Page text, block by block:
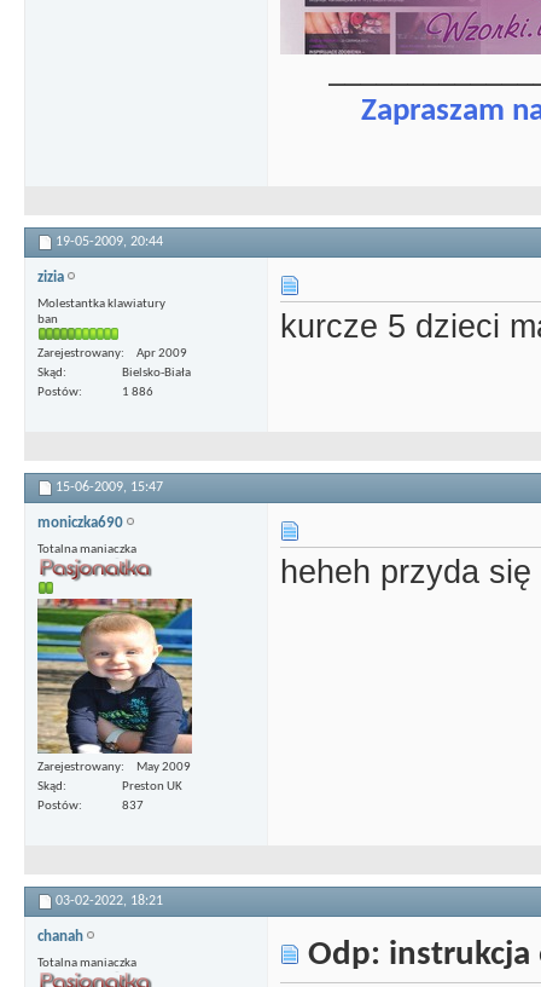
Zapraszam
19-05-2009, 20:44
zizia
Molestantka klawiatury
ban
Zarejestrowany
Apr 2009
Skąd
Bielsko-Biała
Postów
1 886
kurcze 5 dzieci
15-06-2009, 15:47
moniczka690
Totalna maniaczka
Zarejestrowany
May 2009
Skąd
Preston UK
Postów
837
heheh przyda się
03-02-2022, 18:21
chanah
Totalna maniaczka Odp: instrukcja